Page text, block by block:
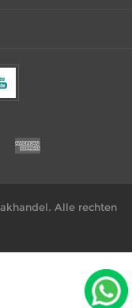
Alle rechten